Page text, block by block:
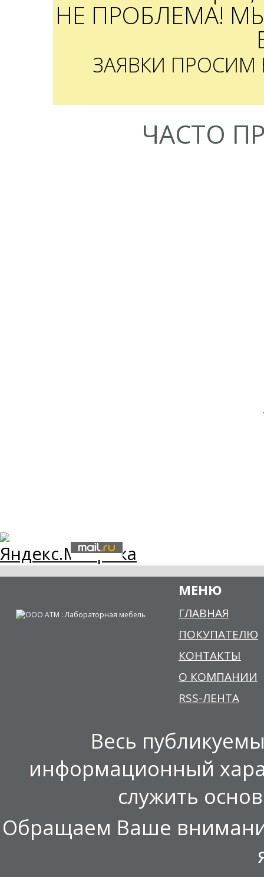
НЕ ПРОБЛЕМА!
ЗАЯВКИ
ЧАСТО
МЕНЮ
ГЛАВНАЯ
ПОКУПАТЕЛЮ
КОНТАКТЫ
О КОМПАНИИ
RSS-ЛЕНТА
Весь
информационный
служить
Обращаем Ваше